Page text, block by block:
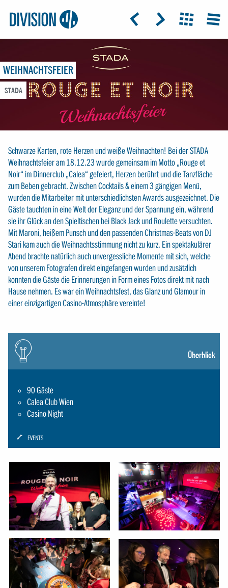
Logo:
Division4
ICON: ARROW-LEFT
ICON: ARROW-RIGHT
ICON:
WEIHNACHTSFEIER
STADA
Schwarze Karten, rote Herzen und weiße Weihnachten! Bei der STADA
Weihnachtsfeier am 18.12.23 wurde gemeinsam im Motto „Rouge et
Noir“ im Dinnerclub „Calea“ gefeiert, Herzen berührt und die Tanzfläche
zum Beben gebracht. Zwischen Cocktails & einem 3 gängigen Menü,
wurden die Mitarbeiter mit unterschiedlichsten Awards ausgezeichnet. Die
Gäste tauchten in eine Welt der Eleganz und der Spannung ein, während
sie ihr Glück an den Spieltischen bei Black Jack und Roulette versuchten.
Mit Maroni, heißem Punsch und den passenden Christmas-Beats von DJ
Stari kam auch die Weihnachtsstimmung nicht zu kurz. Ein spektakulärer
Abend brachte natürlich auch unvergessliche Momente mit sich, welche
von unserem Fotografen direkt eingefangen wurden und zusätzlich
konnten die Gäste die Erinnerungen in Form eines Fotos direkt mit nach
Hause nehmen. Es war ein Weihnachtsfest, das Glanz und Glamour in
einer einzigartigen Casino-Atmosphäre vereinte!
Icon:
gluehbirne
Überblick
90 Gäste
Calea Club Wien
Casino Night
ICON:
SCHRAUBENSCHLUESSEL-
EVENTS